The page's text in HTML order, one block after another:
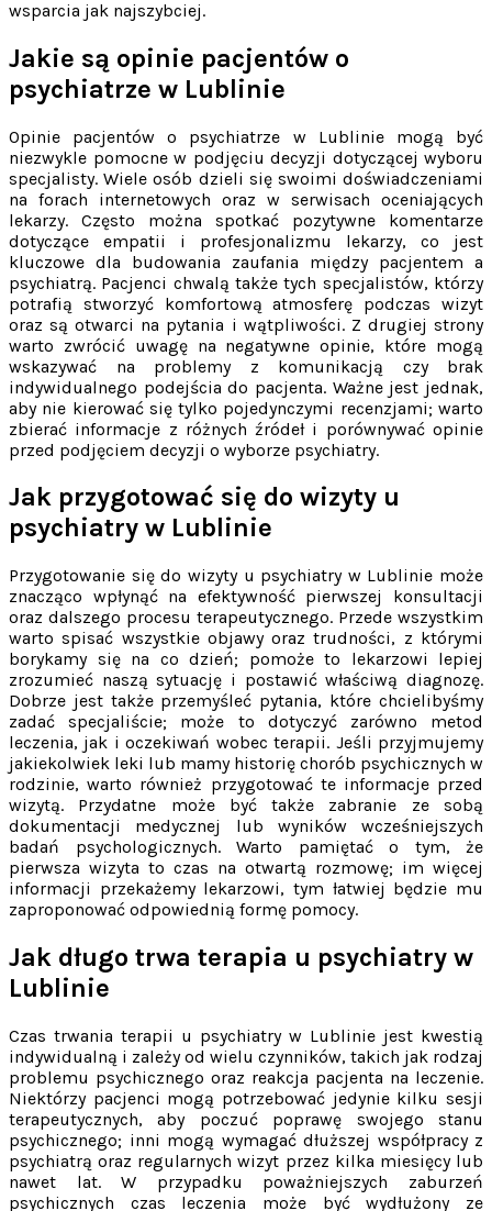
wsparcia jak najszybciej.
Jakie są opinie pacjentów o
psychiatrze w Lublinie
Opinie pacjentów o psychiatrze w Lublinie mogą być
niezwykle pomocne w podjęciu decyzji dotyczącej wyboru
specjalisty. Wiele osób dzieli się swoimi doświadczeniami
na forach internetowych oraz w serwisach oceniających
lekarzy. Często można spotkać pozytywne komentarze
dotyczące empatii i profesjonalizmu lekarzy, co jest
kluczowe dla budowania zaufania między pacjentem a
psychiatrą. Pacjenci chwalą także tych specjalistów, którzy
potrafią stworzyć komfortową atmosferę podczas wizyt
oraz są otwarci na pytania i wątpliwości. Z drugiej strony
warto zwrócić uwagę na negatywne opinie, które mogą
wskazywać na problemy z komunikacją czy brak
indywidualnego podejścia do pacjenta. Ważne jest jednak,
aby nie kierować się tylko pojedynczymi recenzjami; warto
zbierać informacje z różnych źródeł i porównywać opinie
przed podjęciem decyzji o wyborze psychiatry.
Jak przygotować się do wizyty u
psychiatry w Lublinie
Przygotowanie się do wizyty u psychiatry w Lublinie może
znacząco wpłynąć na efektywność pierwszej konsultacji
oraz dalszego procesu terapeutycznego. Przede wszystkim
warto spisać wszystkie objawy oraz trudności, z którymi
borykamy się na co dzień; pomoże to lekarzowi lepiej
zrozumieć naszą sytuację i postawić właściwą diagnozę.
Dobrze jest także przemyśleć pytania, które chcielibyśmy
zadać specjaliście; może to dotyczyć zarówno metod
leczenia, jak i oczekiwań wobec terapii. Jeśli przyjmujemy
jakiekolwiek leki lub mamy historię chorób psychicznych w
rodzinie, warto również przygotować te informacje przed
wizytą. Przydatne może być także zabranie ze sobą
dokumentacji medycznej lub wyników wcześniejszych
badań psychologicznych. Warto pamiętać o tym, że
pierwsza wizyta to czas na otwartą rozmowę; im więcej
informacji przekażemy lekarzowi, tym łatwiej będzie mu
zaproponować odpowiednią formę pomocy.
Jak długo trwa terapia u psychiatry w
Lublinie
Czas trwania terapii u psychiatry w Lublinie jest kwestią
indywidualną i zależy od wielu czynników, takich jak rodzaj
problemu psychicznego oraz reakcja pacjenta na leczenie.
Niektórzy pacjenci mogą potrzebować jedynie kilku sesji
terapeutycznych, aby poczuć poprawę swojego stanu
psychicznego; inni mogą wymagać dłuższej współpracy z
psychiatrą oraz regularnych wizyt przez kilka miesięcy lub
nawet lat. W przypadku poważniejszych zaburzeń
psychicznych czas leczenia może być wydłużony ze